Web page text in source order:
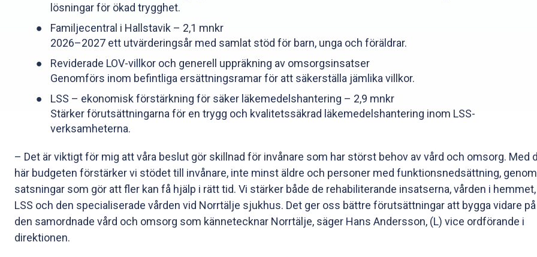
lösningar för ökad trygghet.
Familjecentral i Hallstavik – 2,1 mnkr
2026–2027 ett utvärderingsår med samlat stöd för barn, unga och föräldrar.
Reviderade LOV-villkor och generell uppräkning av omsorgsinsatser
Genomförs inom befintliga ersättningsramar för att säkerställa jämlika villkor.
LSS – ekonomisk förstärkning för säker läkemedelshantering – 2,9 mnkr
Stärker förutsättningarna för en trygg och kvalitetssäkrad läkemedelshantering inom LSS-
verksamheterna.
– Det är viktigt för mig att våra beslut gör skillnad för invånare som har störst behov av vård och omsorg. Med
här budgeten förstärker vi stödet till invånare, inte minst äldre och personer med funktionsnedsättning, genom
satsningar som gör att fler kan få hjälp i rätt tid. Vi stärker både de rehabiliterande insatserna, vården i hemmet,
LSS och den specialiserade vården vid Norrtälje sjukhus. Det ger oss bättre förutsättningar att bygga vidare på
den samordnade vård och omsorg som kännetecknar Norrtälje, säger Hans Andersson, (L) vice ordförande i
direktionen.